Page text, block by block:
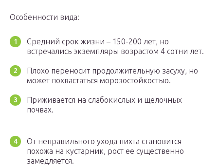
Особенности вида:
Средний срок жизни – 150-200 лет, но
встречались экземпляры возрастом 4 сотни лет.
Плохо переносит продолжительную засуху, но
может похвастаться морозостойкостью.
Приживается на слабокислых и щелочных
почвах.
От неправильного ухода пихта становится
похожа на кустарник, рост ее существенно
замедляется.